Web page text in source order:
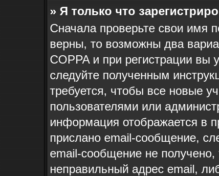
» Я только что
Сначала проверьте свои имя
верны, то возможны два
COPPA и при регистрации вы
следуйте полученным
требуется, чтобы все новые
пользователями или
информация отображается в
прислано email-сообщение,
email-сообщение не
неправильный адрес email,